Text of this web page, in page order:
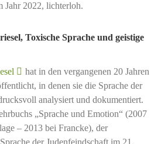
Jahr 2022, lichterloh.
Toxische Sprache und geistige
hat in den vergangenen 20 Jahren
in denen sie die Sprache der
analysiert und dokumentiert.
„Sprache und Emotion“ (2007
– 2013 bei Francke), der
der Judenfeindschaft im 21.